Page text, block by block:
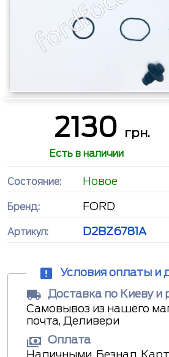
2130 грн.
Есть в наличии
Состояние: Новое
Бренд: FORD
Артикул: D2BZ6781A
Условия оплаты и
Доставка по Киеву и
Самовывоз из нашего
почта, Деливери
Оплата
Наличными, Безнал,